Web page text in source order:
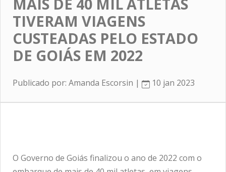
TIVERAM VIAGENS
CUSTEADAS PELO ESTADO
DE GOIÁS EM 2022
Publicado por: Amanda Escorsin | 10 jan 2023
O Governo de Goiás finalizou o ano de 2022 com o